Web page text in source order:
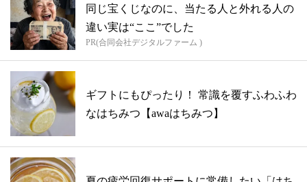
同じ宝くじなのに、当たる人と外れる人の
違い実は“ここ”でした
PR(合同会社デジタルファーム )
ギフトにもぴったり！ 常識を覆すふわふわ
なはちみつ【awaはちみつ】